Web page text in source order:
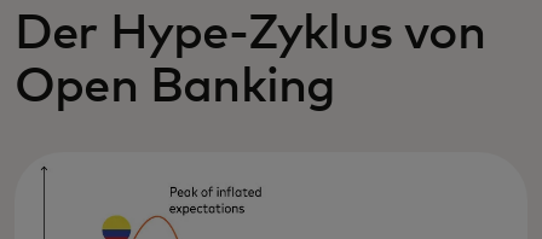
Der Hype-Zyklus von
Open Banking